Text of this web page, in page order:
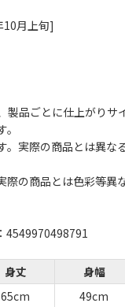
10月上旬]
製品ごとに仕上がりサ
実際の商品とは異な
の商品とは色彩等異
4549970498791
身丈 身幅
65cm 49cm